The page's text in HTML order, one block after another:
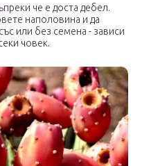
че е доста дебел.
наполовина и да
или без семена - зависи
човек.